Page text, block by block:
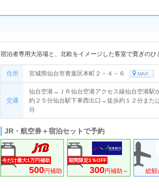
宿泊者専用大浴場と、北欧をイメージした客室で寛ぎのひ
住所 宮城県仙台市青葉区本町２－４－６ MAP
交通
仙台空港→ＪＲ仙台空港アクセス線仙台空港駅
約２５分仙台駅下車西出口→徒歩約１２分また
分
JR・航空券＋宿泊セットで予約
今だけ最大1万円補助
500円補助
期間限定3％OFF
300円補助～ 総額